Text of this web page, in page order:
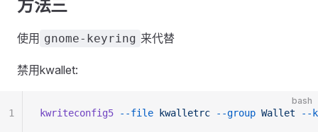
方法三
使用 gnome-keyring 来代替
禁用kwallet:
bash
kwriteconfig5 --file kwalletrc --group Wallet --
1